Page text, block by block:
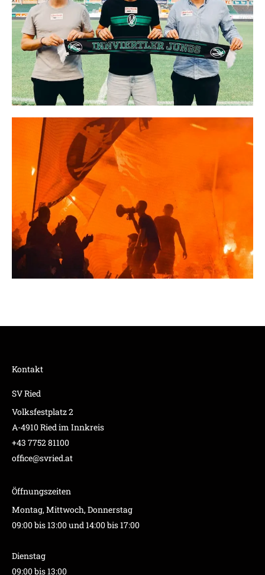
Kontakt
SV Ried
Volksfestplatz 2
A-4910 Ried im Innkreis
+43 7752 81100
office@svried.at
Öffnungszeiten
Montag, Mittwoch, Donnerstag
09:00 bis 13:00 und 14:00 bis 17:00
Dienstag
09:00 bis 13:00